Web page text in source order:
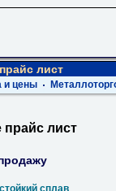
лист
и цены
прайс лист
сплав